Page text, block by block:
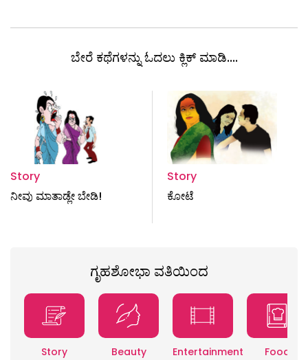
ಬೇರೆ ಕಥೆಗಳನ್ನು ಓದಲು ಕ್ಲಿಕ್ ಮಾಡಿ....
Story
ನೀವು ಮಾತಾಡ್ಲೇ ಬೇಡಿ!
Story
ಕೋಟೆ
ಗೃಹಶೋಭಾ ವತಿಯಿಂದ
Story Beauty Entertainment Food